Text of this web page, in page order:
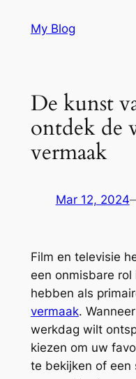
My Blog
De kunst
ontdek de
vermaak
Mar 12, 2024
Film en televisie
een onmisbare
hebben als
vermaak.
werkdag wilt
kiezen om uw
te bekijken of een